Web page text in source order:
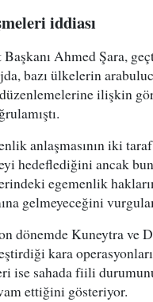
iddiası
Ahmed Şara,
bazı ülkelerin
ilişkin
anlaşmasının iki
hedeflediğini ancak
egemenlik
gelmeyeceğini
dönemde Kuneytra ve
kara
ise sahada fiili
ettiğini gösteriyor.